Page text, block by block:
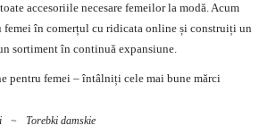
accesoriile necesare femeilor la modă. Acum
femei în comerțul cu ridicata online și construiți un
sortiment în continuă expansiune.
~ Torebki damskie